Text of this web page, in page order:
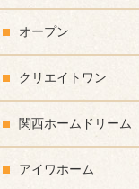
オープン
クリエイトワン
関西ホームドリーム
アイワホーム